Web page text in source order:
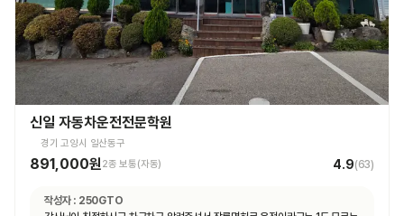
신일 자동차운전전문학원
경기 고양시 일산동구
891,000원 2종 보통(자동) 4.9(63)
작성자 : 250GTO